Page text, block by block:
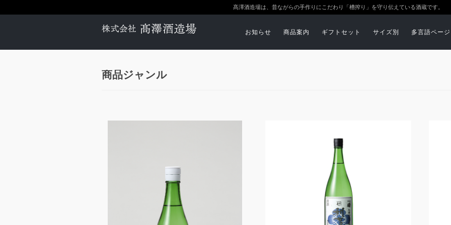
髙澤酒造場は、昔ながらの手作りにこだわり「槽搾り」を守り伝えている酒蔵です。
お知らせ 商品案内 ギフトセット サイズ別 多言語ページ
商品ジャンル